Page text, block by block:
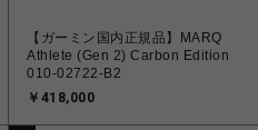
【ガーミン国内正規品】MARQ
Athlete (Gen 2) Carbon Edition
010-02722-B2
￥418,000